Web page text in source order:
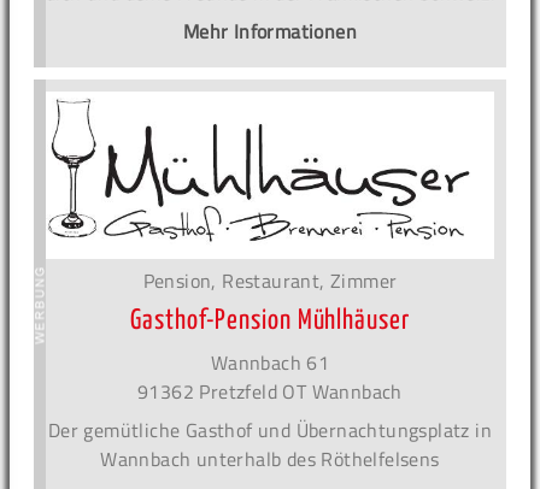
Mehr Informationen
Pension, Restaurant, Zimmer
Gasthof-Pension Mühlhäuser
Wannbach 61
91362 Pretzfeld OT Wannbach
Der gemütliche Gasthof und Übernachtungsplatz in
Wannbach unterhalb des Röthelfelsens